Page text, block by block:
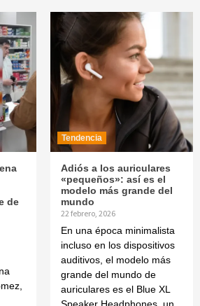
de
Tendencia
Adiós a los auriculares
«pequeños»: así es el
modelo más grande del
mundo
22 febrero, 2026
En una época minimalista
incluso en los dispositivos
auditivos, el modelo más
grande del mundo de
auriculares es el Blue XL
Speaker Headphones, un